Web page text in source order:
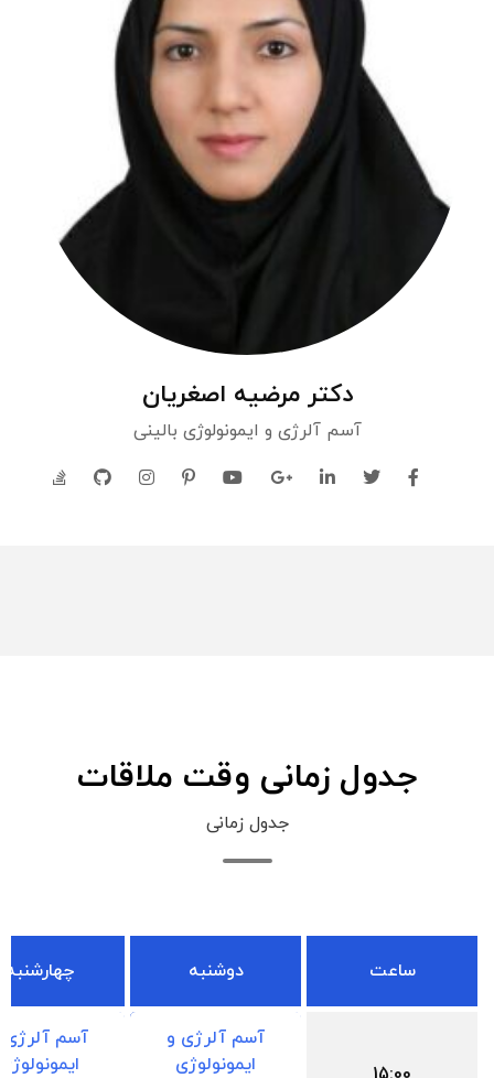
دکتر مرضیه اصغریان
آسم آلرژی و ایمونولوژی بالینی
جدول زمانی وقت ملاقات
جدول زمانی
ساعت دوشنبه چهارشنبه
آسم آلرژی و
ایمونولوژی
آسم آلرژی
ایمونولوژی